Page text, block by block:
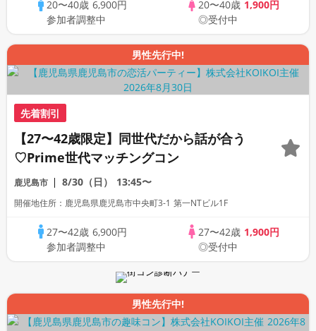
20〜40歳 6,900円
参加者調整中
20〜40歳 1,900円
◎受付中
男性先行中!
先着割引
【27〜42歳限定】同世代だから話が合う
♡Prime世代マッチングコン
鹿児島市 8/30（日） 13:45〜
開催地住所：鹿児島県鹿児島市中央町3-1 第一NTビル1F
27〜42歳 6,900円
参加者調整中
27〜42歳 1,900円
◎受付中
男性先行中!